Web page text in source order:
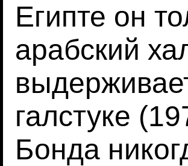
Египте он
арабский
галстуке
Бонда